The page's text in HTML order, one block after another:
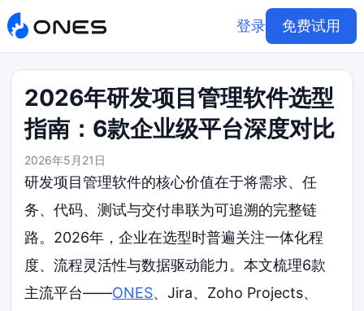
登录 免费试用
2026年研发项目管理软件选型
指南：6款企业级平台深度对比
2026年5月21日
研发项目管理软件的核心价值在于将需求、任
务、代码、测试与交付串联为可追溯的完整链
路。2026年，企业在选型时普遍关注一体化程
度、流程灵活性与数据驱动能力。本文梳理6款
主流平台——ONES、Jira、Zoho Projects、